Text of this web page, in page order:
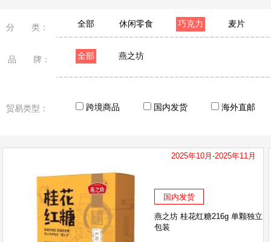
分 类： 全部 休闲零食 巧克力 麦片
品 牌： 全部 燕之坊
贸易类型： 跨境商品 国内发货 海外直邮
2025年10月-2025年11月
国内发货
燕之坊 桂花红糖216g 单颗独立
包装